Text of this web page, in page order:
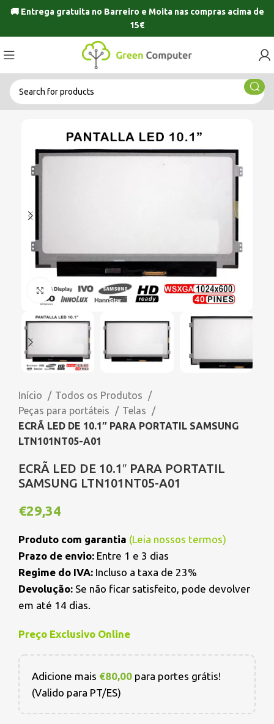
🚚 Entrega gratuita no Barreiro e Moitanas compras acima de
15€
Click to enlarge
Início
Todos os Produtos
Peças para portáteis
Telas
ECRÃ LED DE 10.1″ PARA PORTATIL SAMSUNG
LTN101NT05-A01
ECRÃ LED DE 10.1″ PARA PORTATIL
SAMSUNG LTN101NT05-A01
€29,34
Produto com garantia (Leia nossos termos)
Prazo de envio: Entre 1 e 3 dias
Regime do IVA: Incluso a taxa de 23%
Devolução: Se não ficar satisfeito, pode devolver
em até 14 dias.
Preço Exclusivo Online
Adicione mais €80,00 para portes grátis!
(Valido para PT/ES)